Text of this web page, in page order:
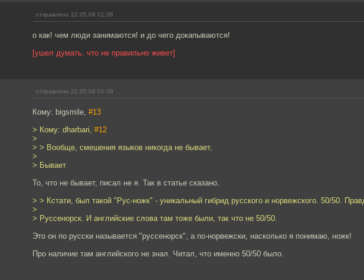
отправлено 22.05.08 01:38
о как! чем люди занимаются! и до чего докапываются!
[ушел думать, что не правильно живет]
отправлено 22.05.08 01:39
Кому: bigsmile, #13
> Кому: dharbari, #12
>
> > Вообще, смешения языков никогда не бывает,
>
> Бывает
То, что не бывает, писал не я. Так в статье сказано.
> > Кстати, был такой "Рус-ножк" - уникальный гибрид русского и норвежского. 50/50.
>
> Руссенорск. И английские слова там тоже были, так что не 50/50.
Это он по русски называется "руссенорск", а по-норвежски, насколько я понимаю, ножк!
Про наличие там английского не знал. Читал, что именно 50/50 было.